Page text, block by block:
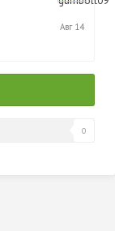
5
Авг
0